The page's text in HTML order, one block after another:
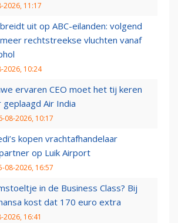
2026, 11:17
uit op ABC-eilanden: volgend
rechtstreekse vluchten vanaf
2026, 10:24
ervaren CEO moet het tij keren
geplaagd Air India
08-2026, 10:17
kopen vrachtafhandelaar
op Luik Airport
08-2026, 16:57
in de Business Class? Bij
kost dat 170 euro extra
2026, 16:41